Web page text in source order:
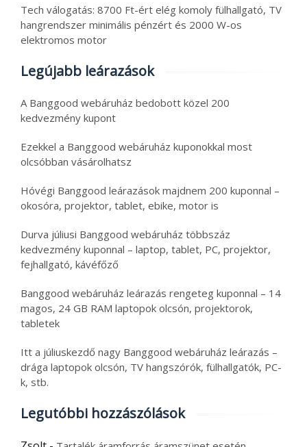
Tech válogatás: 8700 Ft-ért elég komoly fülhallgató, TV
hangrendszer minimális pénzért és 2000 W-os
elektromos motor
Legújabb leárazások
A Banggood webáruház bedobott közel 200
kedvezmény kupont
Ezekkel a Banggood webáruház kuponokkal most
olcsóbban vásárolhatsz
Hóvégi Banggood leárazások majdnem 200 kuponnal –
okosóra, projektor, tablet, ebike, motor is
Durva júliusi Banggood webáruház többszáz
kedvezmény kuponnal – laptop, tablet, PC, projektor,
fejhallgató, kávéfőző
Banggood webáruház leárazás rengeteg kuponnal – 14
magos, 24 GB RAM laptopok olcsón, projektorok,
tabletek
Itt a júliuskezdő nagy Banggood webáruház leárazás –
drága laptopok olcsón, TV hangszórók, fülhallgatók, PC-
k, stb.
Legutóbbi hozzászólások